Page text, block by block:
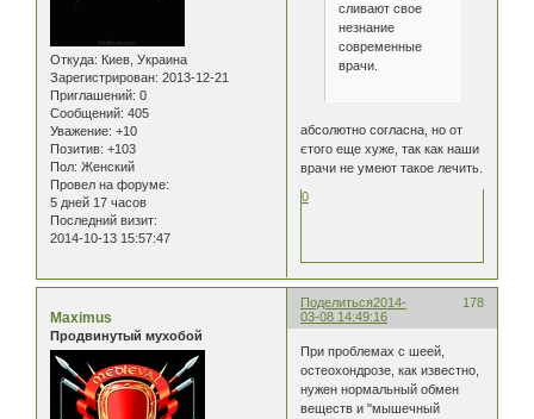
Откуда: Киев, Украина
Зарегистрирован: 2013-12-21
Приглашений: 0
Сообщений: 405
Уважение: +10
Позитив: +103
Пол: Женский
Провел на форуме:
5 дней 17 часов
Последний визит:
2014-10-13 15:57:47
сливают свое
незнание
современные
врачи.
абсолютно согласна, но от
єтого еще хуже, так как наши
врачи не умеют такое лечить.
0
Поделиться 178
2014-
03-08 14:49:16
Maximus
Продвинутый мухобой
При проблемах с шеей,
остеохондрозе, как известно,
нужен нормальный обмен
веществ и "мышечный